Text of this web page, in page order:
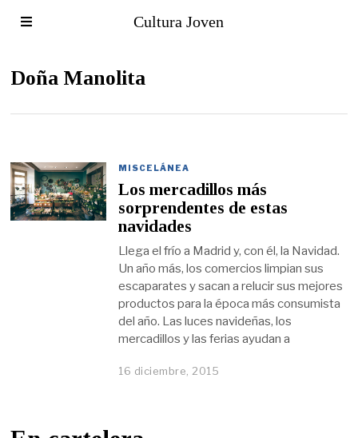
Cultura Joven
Doña Manolita
MISCELÁNEA
Los mercadillos más
sorprendentes de estas
navidades
Llega el frío a Madrid y, con él, la Navidad.
Un año más, los comercios limpian sus
escaparates y sacan a relucir sus mejores
productos para la época más consumista
del año. Las luces navideñas, los
mercadillos y las ferias ayudan a
16 diciembre, 2015